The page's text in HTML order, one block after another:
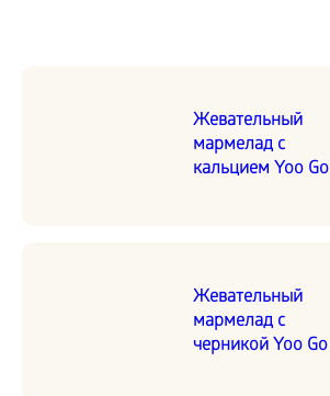
Жевательный
мармелад с
кальцием Yoo Go
Жевательный
мармелад с
черникой Yoo Go